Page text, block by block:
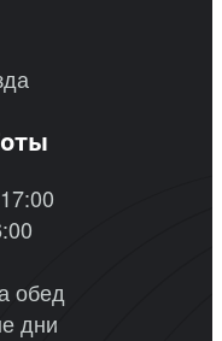
обед
дни